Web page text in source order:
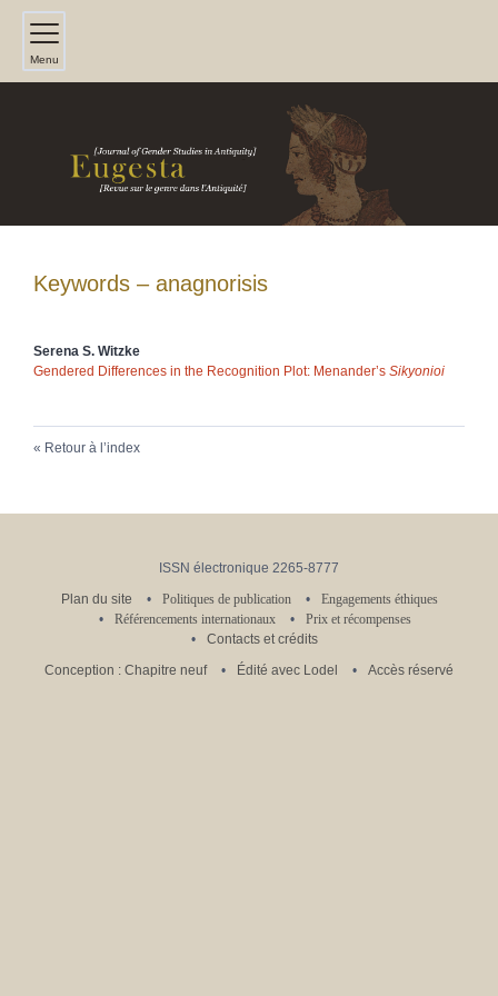
Menu
Keywords – anagnorisis
Serena S. Witzke
Gendered Differences in the Recognition Plot: Menander’s Sikyonioi
Retour à l’index
ISSN électronique 2265-8777
Plan du site
Politiques de publication
Engagements éthiques
Référencements internationaux
Prix et récompenses
Contacts et crédits
Conception : Chapitre neuf
Édité avec Lodel Accès réservé